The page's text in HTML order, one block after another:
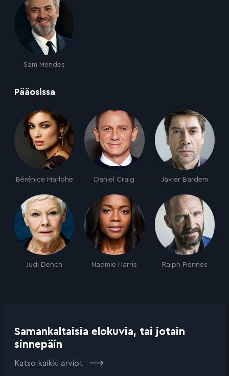
Sam Mendes
Pääosissa
Bérénice Marlohe Daniel Craig Javier Bardem
Judi Dench Naomie Harris Ralph Fiennes
Samankaltaisia elokuvia, tai jotain
sinnepäin
Katso kaikki arviot